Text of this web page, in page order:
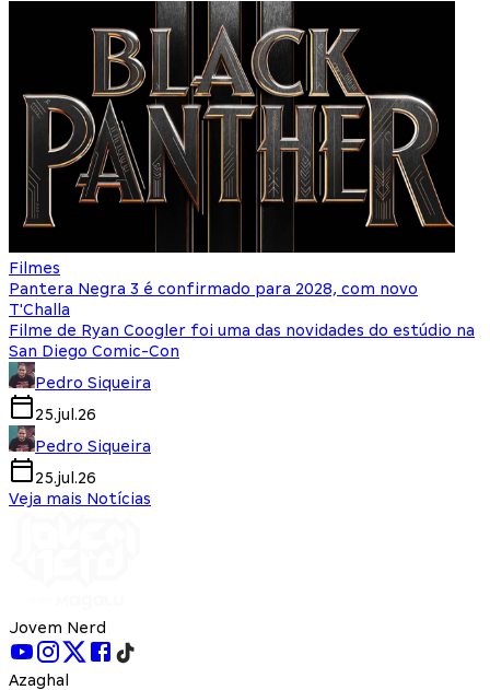
Filmes
Pantera Negra 3 é confirmado para 2028, com novo
T'Challa
Filme de Ryan Coogler foi uma das novidades do estúdio na
San Diego Comic-Con
Pedro Siqueira
25.jul.26
Pedro Siqueira
25.jul.26
Veja mais Notícias
Jovem Nerd
Azaghal